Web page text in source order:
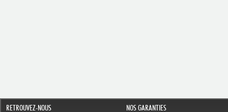
RETROUVEZ-NOUS NOS GARANTIES